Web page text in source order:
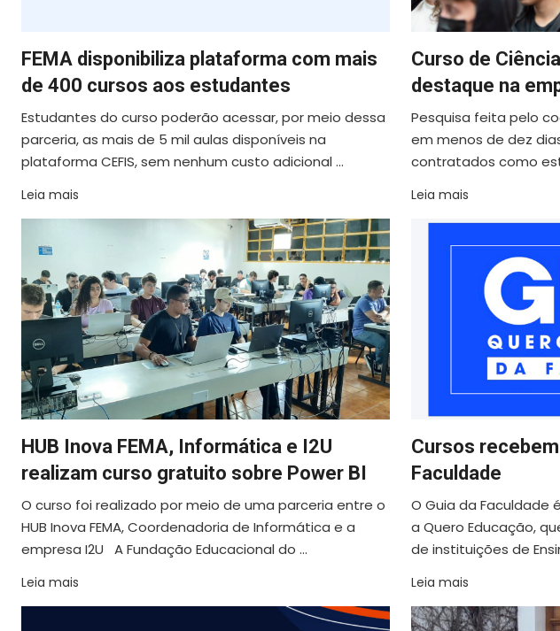
FEMA disponibiliza plataforma com mais
de 400 cursos aos estudantes
Estudantes do curso poderão acessar, por meio dessa
parceria, as mais de 5 mil aulas disponíveis na
plataforma CEFIS, sem nenhum custo adicional ...
Leia mais
Curso de
destaque na
Pesquisa feita pelo
em menos de dez
contratados como
Leia mais
HUB Inova FEMA, Informática e I2U
realizam curso gratuito sobre Power BI
O curso foi realizado por meio de uma parceria entre o
HUB Inova FEMA, Coordenadoria de Informática e a
empresa I2U A Fundação Educacional do ...
Leia mais
Cursos
Faculdade
O Guia da Faculdade
a Quero Educação,
de instituições de
Leia mais